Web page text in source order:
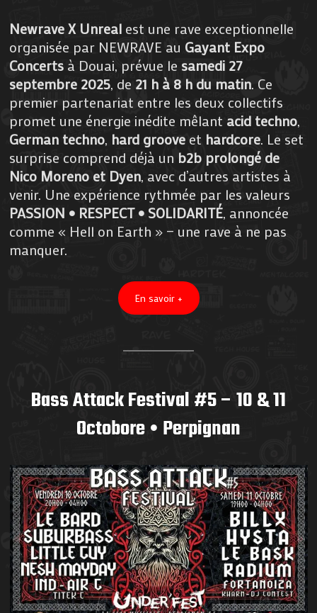
Newrave X Unreal est une rave exceptionnelle
organisée par NEWRAVE au Gayant Expo
Concerts à Douai, prévue le samedi 27
septembre 2025, de 21 h à 8 h du matin. Ce
premier partenariat entre les deux collectifs
promet une énergie inédite mêlant acid techno,
German techno, hard groove et hardcore. Le set
surprise comprend déjà un b2b prolongé de
Nico Moreno et Dyen, avec d’autres artistes à
venir. Une expérience rythmée par les valeurs
PASSION • RESPECT • SOLIDARITÉ, annoncée
comme « Hell on Earth » — une rave à ne pas
manquer.
En savoir +
Bass Attack Festival #5 – 10 & 11
Octobore • Perpignan